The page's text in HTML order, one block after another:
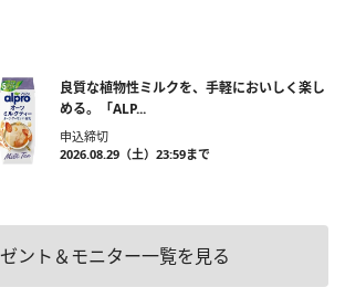
良質な植物性ミルクを、手軽においしく楽し
める。「ALP...
申込締切
2026.08.29（土）23:59まで
ント＆モニター一覧を見る